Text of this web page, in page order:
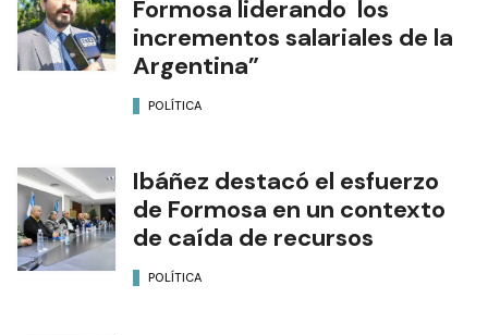
Formosa liderando los
incrementos salariales de la
Argentina”
POLÍTICA
Ibáñez destacó el esfuerzo
de Formosa en un contexto
de caída de recursos
POLÍTICA